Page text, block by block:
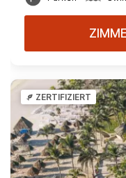
ZERTIFIZIERT